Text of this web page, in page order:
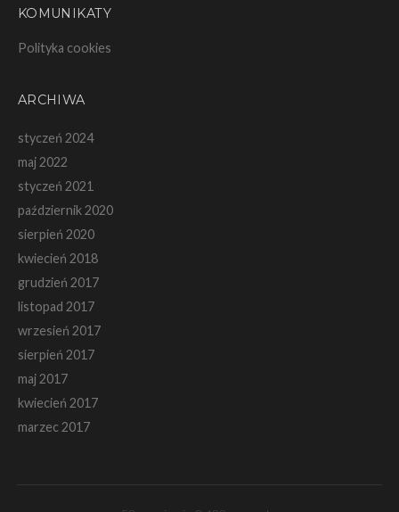
KOMUNIKATY
Polityka cookies
ARCHIWA
styczeń 2024
maj 2022
styczeń 2021
październik 2020
sierpień 2020
kwiecień 2018
grudzień 2017
listopad 2017
wrzesień 2017
sierpień 2017
maj 2017
kwiecień 2017
marzec 2017